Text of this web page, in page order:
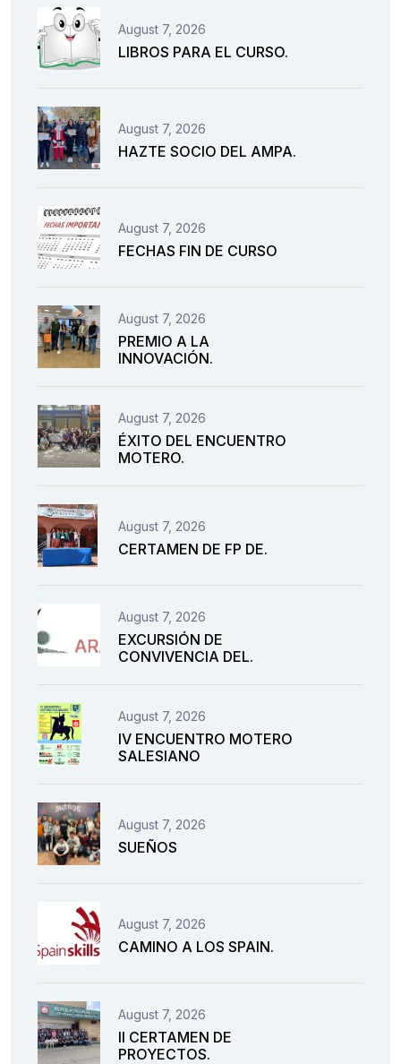
August 7, 2026
LIBROS PARA EL CURSO.
August 7, 2026
HAZTE SOCIO DEL AMPA.
August 7, 2026
FECHAS FIN DE CURSO
August 7, 2026
PREMIO A LA
INNOVACIÓN.
August 7, 2026
ÉXITO DEL ENCUENTRO
MOTERO.
August 7, 2026
CERTAMEN DE FP DE.
August 7, 2026
EXCURSIÓN DE
CONVIVENCIA DEL.
August 7, 2026
IV ENCUENTRO MOTERO
SALESIANO
August 7, 2026
SUEÑOS
August 7, 2026
CAMINO A LOS SPAIN.
August 7, 2026
II CERTAMEN DE
PROYECTOS.